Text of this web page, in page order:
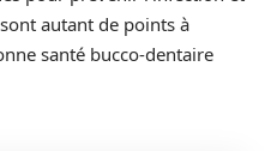
autant de points à
santé bucco-dentaire